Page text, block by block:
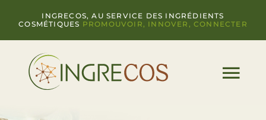
contenu
INGRECOS, AU SERVICE DES INGRÉDIENTS
COSMÉTIQUES PROMOUVOIR, INNOVER, CONNECTER